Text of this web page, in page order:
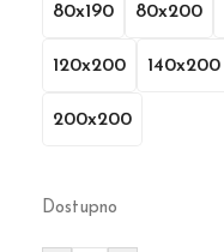
80x190 80x200
120x200 140x200
200x200
Dostupno